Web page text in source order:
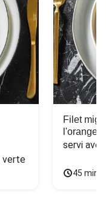
verte
Filet
l'orange
servi
45